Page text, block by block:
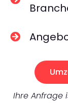
Ihre Anfrage